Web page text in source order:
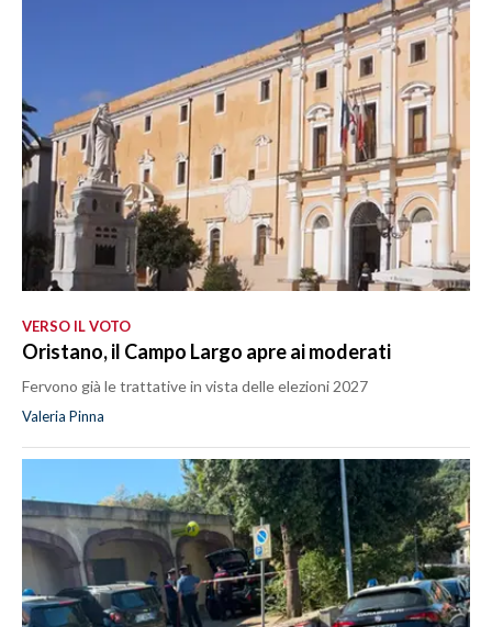
VERSO IL VOTO
Oristano, il Campo Largo apre ai moderati
Fervono già le trattative in vista delle elezioni 2027
Valeria Pinna